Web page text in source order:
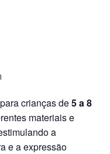
crianças de5 a 8
materiais e
a
e a expressão